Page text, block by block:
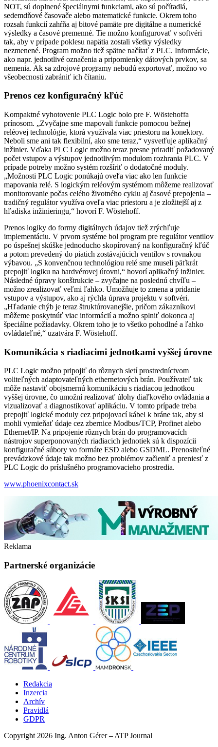
NOT, sú doplnené špeciálnymi funkciami, ako sú počítadlá,
sedemdňové časovače alebo matematické funkcie. Okrem toho
rozsah funkcií zahŕňa aj bitové pamäte pre digitálne a numerické
výsledky a časové premenné. Tie možno konfigurovať v softvéri
tak, aby v prípade poklesu napätia zostali všetky výsledky
nezmenené. Program možno tiež spätne načítať z PLC. Informácie,
ako napr. jednotlivé označenia a pripomienky dátových prvkov, sa
nemenia. Ak sa zdrojové programy nebudú exportovať, možno vo
všeobecnosti zabrániť ich čítaniu.
Prenos cez konfiguračný kľúč
Kompaktné vyhotovenie PLC Logic bolo pre F. Wöstehoffa
prínosom. „Zvyčajne sme mapovali funkcie pomocou bežnej
reléovej technológie, ktorá využívala viac priestoru na konektory.
Neboli sme ani tak flexibilní, ako sme teraz,“ vysvetľuje aplikačný
inžinier. Vďaka PLC Logic možno teraz presne priradiť požadovaný
počet vstupov a výstupov jednotlivým modulom rozhrania PLC. V
prípade potreby možno systém rozšíriť o dodatočné moduly.
„Možnosti PLC Logic ponúkajú oveľa viac ako len funkcie
mapovania relé. S logickým reléovým systémom môžeme realizovať
monitorovanie počas celého životného cyklu aj časové prepojenia –
tradičný regulátor využíva oveľa viac priestoru a je zložitejší aj z
hľadiska inžinieringu,“ hovorí F. Wöstehoff.
Prenos logiky do formy digitálnych údajov tiež zrýchľuje
implementáciu. V prvom systéme bol program pre regulátor ventilov
po úspešnej skúške jednoducho skopírovaný na konfiguračný kľúč
a potom prevedený do piatich zostávajúcich ventilov s rovnakou
výbavou. „S konvenčnou technológiou relé sme museli päťkrát
prepojiť logiku na hardvérovej úrovni,“ hovorí aplikačný inžinier.
Následné úpravy konštrukcie – zvyčajne na poslednú chvíľu –
možno zrealizovať veľmi ľahko. Umožňuje to zmena a pridanie
vstupov a výstupov, ako aj rýchla úprava projektu v softvéri.
„Hľadanie chýb je teraz štruktúrovanejšie, pričom zákazníkovi
môžeme poskytnúť viac informácií a možno splniť dokonca aj
špeciálne požiadavky. Okrem toho je to všetko pohodlné a ľahko
ovládateľné,“ uzatvára F. Wöstehoff.
Komunikácia s riadiacimi jednotkami vyššej úrovne
PLC Logic možno pripojiť do rôznych sietí prostredníctvom
voliteľných adaptovateľných ethernetových brán. Používateľ tak
môže nastaviť obojsmernú komunikáciu s riadiacou jednotkou
vyššej úrovne, čo umožní realizovať úlohy diaľkového ovládania a
vizualizovať a diagnostikovať aplikáciu. V tomto prípade treba
prepojiť logické moduly cez pripojovací kábel k bráne tak, aby si
mohli vymieňať údaje cez zbernice Modbus/TCP, Profinet alebo
Ethernet/IP. Na pripojenie rôznych brán do programovacích
nástrojov superponovaných riadiacich jednotiek sú k dispozícii
konfiguračné súbory vo formáte ESD alebo GSDML. Prenositeľné
prevádzkové údaje tak možno bez problémov začleniť a preniesť z
PLC Logic do príslušného programovacieho prostredia.
www.phoenixcontact.sk
Reklama
Partnerské organizácie
Redakcia
Inzercia
Archív
Pravidlá
GDPR
Copyright 2026 Ing. Anton Gérer – ATP Journal